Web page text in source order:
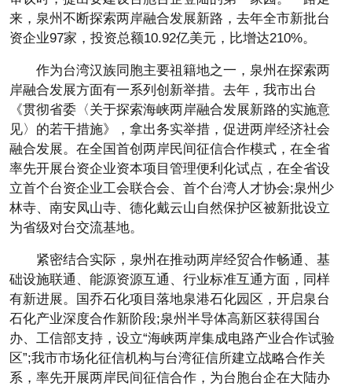
来，泉州不断探索两岸融合发展新路，去年全市新批台
资企业97家，投资总额10.92亿美元，比增达210%。
作为台湾汉族同胞主要祖籍地之一，泉州在探索两
岸融合发展方面有一系列创新举措。去年，我市出台
《贯彻省委〈关于探索海峡两岸融合发展新路的实施意
见〉的若干措施》，拿出务实举措，促进两岸经济社会
融合发展。在全国首创两岸民间征信合作模式，在全省
率先开展台资企业资本项目管理便利化试点，在全省设
立首个台资企业工会联合会、首个台湾人才协会;泉州少
林寺、南安凤山寺、德化戴云山自然保护区被新批设立
为省级对台交流基地。
紧密结合实际，泉州在推动两岸经贸合作畅通、基
础设施联通、能源资源互通、行业标准互通方面，同样
有新进展。国乔石化项目落地泉港石化园区，开启泉台
石化产业深度合作新阶段;泉州半导体高新区获得国台
办、工信部支持，设立“海峡两岸集成电路产业合作试验
区”;我市市场化征信机构与台湾征信所建立战略合作关
系，率先开展两岸民间征信合作，为台胞台企在大陆办